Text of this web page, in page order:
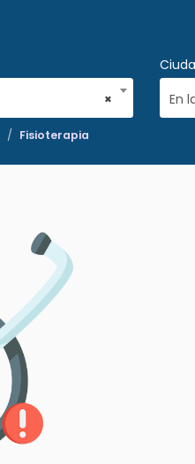
×
En
Fisioterapia